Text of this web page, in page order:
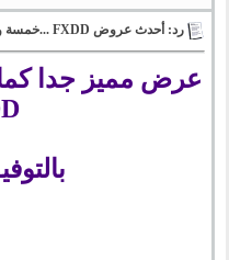
رد: أحدث عروض FXDD ...خمسة وعشرون الف دولار جوائز نقدية للفائزين
عرض مميز جدا كما